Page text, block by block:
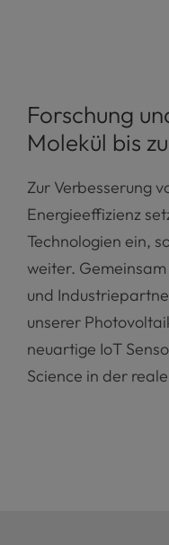
Forschung
Molekül bis
Zur Verbesserung
Energieeffizienz
Technologien ein,
weiter.
und
unserer
neuartige IoT
Science in der